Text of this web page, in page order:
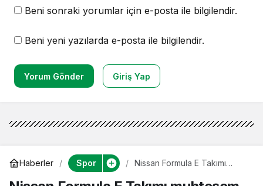
Beni sonraki yorumlar için e-posta ile bilgilendir.
Beni yeni yazılarda e-posta ile bilgilendir.
Yorum Gönder Giriş Yap
Haberler Spor
Nissan Formula E Takımı